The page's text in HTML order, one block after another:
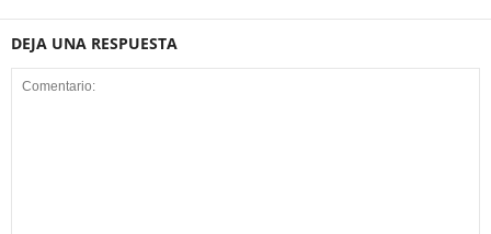
DEJA UNA RESPUESTA